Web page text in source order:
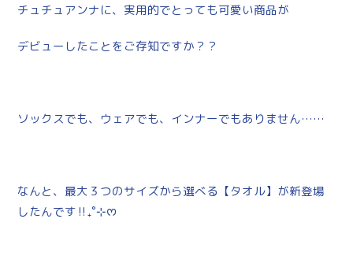
チュチュアンナに、実用的でとっても可愛い商品が
デビューしたことをご存知ですか？？
ソックスでも、ウェアでも、インナーでもありません……
なんと、最大３つのサイズから選べる【タオル】が新登場
したんです‼︎₊˚⊹ᰔ